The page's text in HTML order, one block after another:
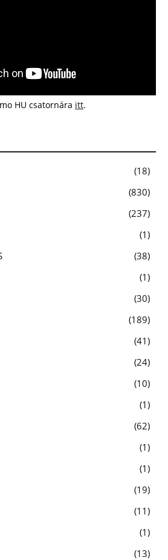
HU csatornára itt.
18
830
237
1
38
1
30
189
41
24
10
1
62
1
1
19
11
1
13